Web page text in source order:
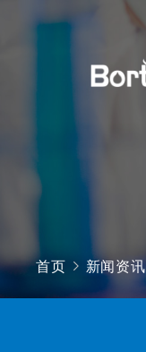
首页 新闻资讯